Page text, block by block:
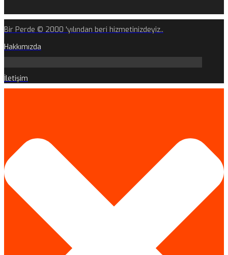
Bir Perde © 2000 'yılından beri hizmetinizdeyiz..
Hakkımızda
İletişim